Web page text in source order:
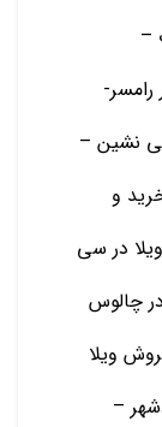
–
– تهرانی نشین –
و
در سی
چالوس
ویلا
–